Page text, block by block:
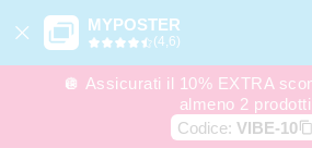
MYPOSTER
(4,6)
🪩 Assicurati il 10% EXTRA
almeno 2 prodotti
Codice: VIBE-10